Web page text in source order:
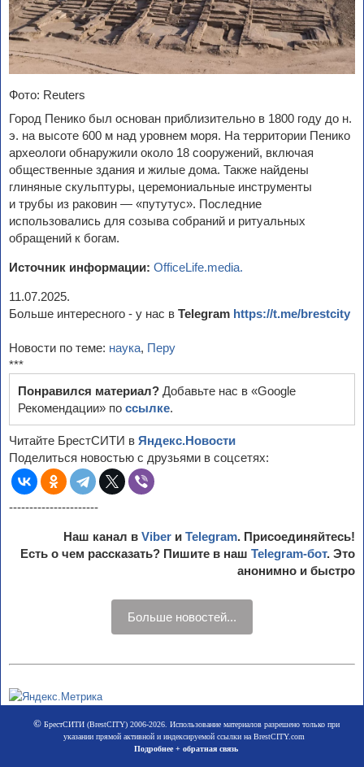
Фото: Reuters
Город Пенико был основан приблизительно в 1800 году до н.
э. на высоте 600 м над уровнем моря. На территории Пенико
археологи обнаружили около 18 сооружений, включая
общественные здания и жилые дома. Также найдены
глиняные скульптуры, церемониальные инструменты
и трубы из раковин — «путутус». Последние
использовались для созыва собраний и ритуальных
обращений к богам.
Источник информации: OfficeLife.media.
11.07.2025.
Больше интересного - у нас в Telegram https://t.me/brestcity
Новости по теме: наука, Перу
***
Понравился материал? Добавьте нас в «Google
Рекомендации» по ссылке.
Читайте БрестСИТИ в Яндекс.Новости
Поделиться новостью с друзьями в соцсетях:
----------------------
Наш канал в Viber и Telegram. Присоединяйтесь!
Есть о чем рассказать? Пишите в наш Telegram-бот. Это
анонимно и быстро
Больше новостей...
©БрестСИТИ (BrestCITY) 2006-2026. Использование материалов разрешено только при
указании прямой активной и индексируемой ссылки на BrestCITY.com
Подробнее + обратная связь